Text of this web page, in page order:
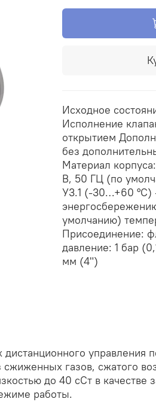
Исходное
Исполнение
открытием
без
Материал
В, 50 ГЦ (по
У3.1 (-30…+60 °С)
умолчанию)
Присоединение:
давление: 1 бар
мм (4")
управления
газов, сжатого
до 40 сСт в качестве
работы.